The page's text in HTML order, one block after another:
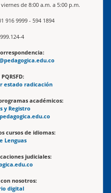
de 8:00 a.m. a 5:00 p.m.
916 9999 - 594 1894
4
estado radicación
académicos:
y Registro
cursos de idiomas:
Lenguas
judiciales:
nosotros:
digital